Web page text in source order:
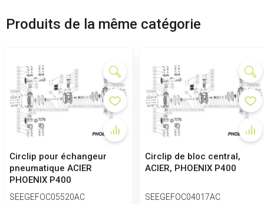
Produits de la même catégorie
Circlip pour échangeur
pneumatique ACIER
PHOENIX P400
SEEGEFOC05520AC
Circlip de bloc central,
ACIER, PHOENIX P400
SEEGEFOC04017AC